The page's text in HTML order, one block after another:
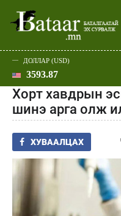
ДОЛЛАР (USD)
3593.87
Хорт хавдрын
шинэ арга олж
ХУВААЛЦАХ